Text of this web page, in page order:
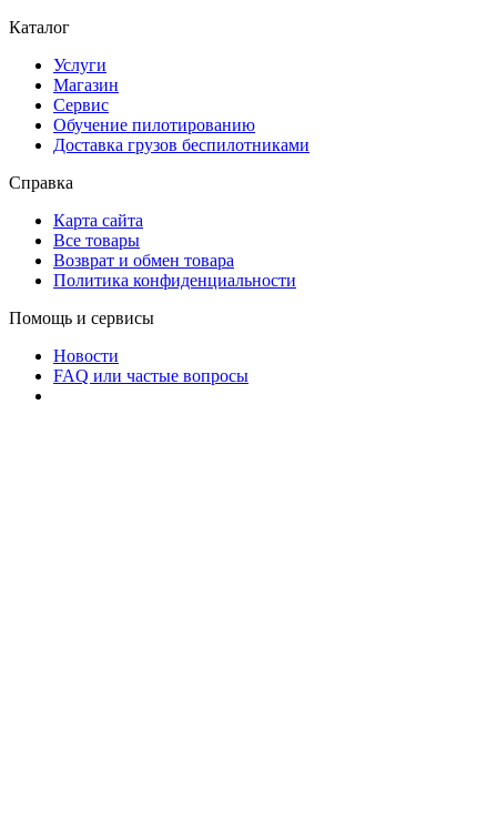
Каталог
Услуги
Магазин
Сервис
Обучение пилотированию
Доставка грузов беспилотниками
Справка
Карта сайта
Все товары
Возврат и обмен товара
Политика конфиденциальности
Помощь и сервисы
Новости
FAQ или частые вопросы